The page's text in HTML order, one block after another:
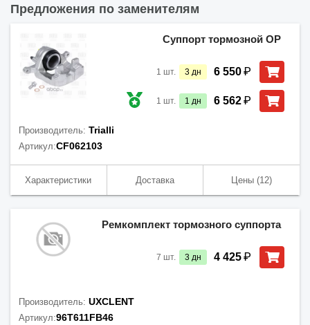
Предложения по заменителям
Суппорт тормозной OP
1 шт. 3 дн 6 550₽
1 шт. 1 дн 6 562₽
Производитель: Trialli
Артикул:CF062103
Характеристики Доставка Цены (12)
Ремкомплект тормозного суппорта
7 шт. 3 дн 4 425₽
Производитель: UXCLENT
Артикул:96T611FB46